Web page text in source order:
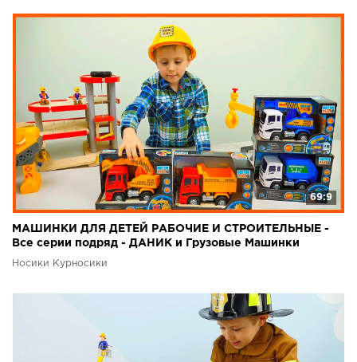
69:9
МАШИНКИ ДЛЯ ДЕТЕЙ РАБОЧИЕ И СТРОИТЕЛЬНЫЕ -
Все серии подряд - ДАНИК и Грузовые Машинки
Экскаваторы
Носики Курносики